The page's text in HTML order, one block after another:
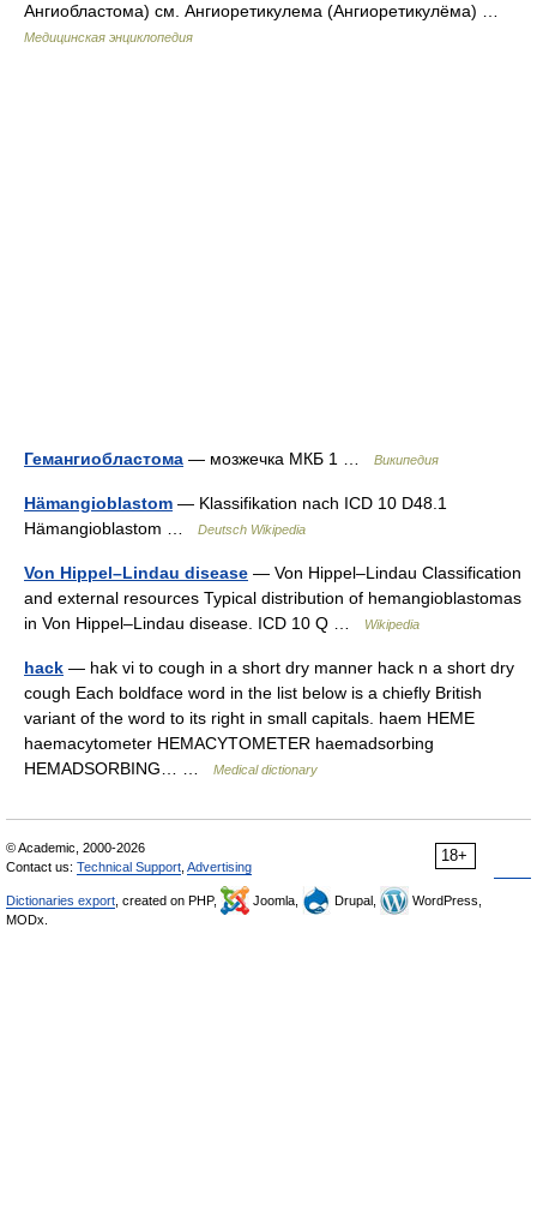
Ангиобластома) см. Ангиоретикулема (Ангиоретикулёма) …
Медицинская энциклопедия
Гемангиобластома — мозжечка МКБ 1 … Википедия
Hämangioblastom — Klassifikation nach ICD 10 D48.1
Hämangioblastom …
Deutsch Wikipedia
Von Hippel–Lindau disease — Von Hippel–Lindau Classification
and external resources Typical distribution of hemangioblastomas
in Von Hippel–Lindau disease. ICD 10 Q …
Wikipedia
hack — hak vi to cough in a short dry manner hack n a short dry
cough Each boldface word in the list below is a chiefly British
variant of the word to its right in small capitals. haem HEME
haemacytometer HEMACYTOMETER haemadsorbing
HEMADSORBING… …
Medical dictionary
18+
© Academic, 2000-2026
Contact us: Technical Support Advertising
Dictionaries export , created on PHP, Joomla, Drupal,
WordPress,
MODx.